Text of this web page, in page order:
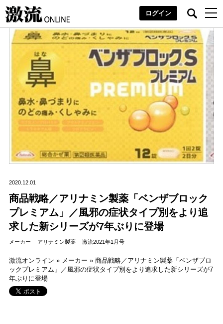
ログイン
2020.12.01
商品戦略／アリナミン製薬「ベンザブロック
プレミアム」／風邪の症状タイプ別をより追
求した新シリーズが7年ぶりに登場
メーカー アリナミン製薬 激流2021年1月号
激流オンライン » メーカー » 商品戦略／アリナミン製薬「ベンザブロ
ックプレミアム」／風邪の症状タイプ別をより追求した新シリーズが7
年ぶりに登場